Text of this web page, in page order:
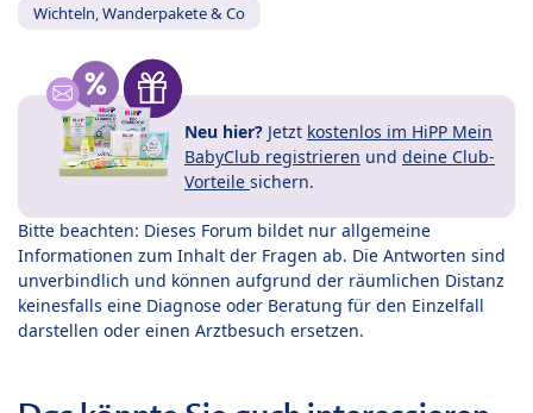
Wichteln, Wanderpakete & Co
Neu hier? Jetzt kostenlos im HiPP Mein
BabyClub registrieren und deine Club-
Vorteile sichern.
Bitte beachten: Dieses Forum bildet nur allgemeine
Informationen zum Inhalt der Fragen ab. Die Antworten sind
unverbindlich und können aufgrund der räumlichen Distanz
keinesfalls eine Diagnose oder Beratung für den Einzelfall
darstellen oder einen Arztbesuch ersetzen.